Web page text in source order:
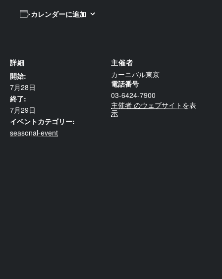
カレンダーに追加
詳細
開始:
7月28日
終了:
7月29日
イベントカテゴリー:
seasonal-event
主催者
カーニバル東京
電話番号
03-6424-7900
主催者 のウェブサイトを表
示